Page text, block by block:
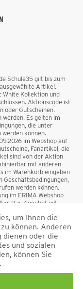
Schule35 gilt bis zum
Artikel.
White Kollektion und
Aktionscode ist
oder Gutscheinen.
werden. Es gelten im
die unter
können.
im Webshop auf
Fanartikel, die
sind von der Aktion
mit anderen
im Warenkorb eingeben
Geschäftsbedingungen,
werden können.
im ERIMA Webshop
Das Angebot gilt
ausgeschlossen. Der
oder Gutscheinen
beträgt 50 €
und zzgl.
wenn nicht anders
um Ihnen die
können. Anderen
dienen oder die
und sozialen
können Sie